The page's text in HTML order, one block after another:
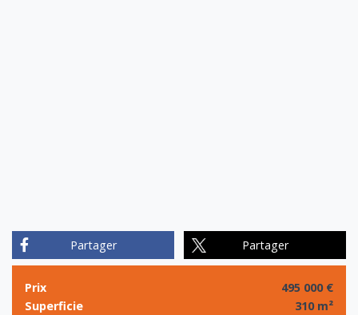
Partager Partager
Prix
495 000 €
Superficie
310 m²